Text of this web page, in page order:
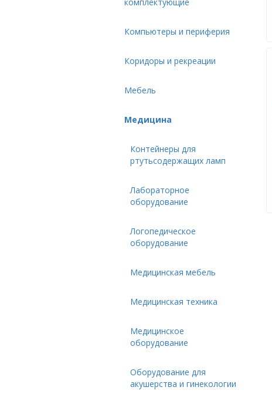
Компьютеры и периферия
Коридоры и рекреации
Мебель
Медицина
Контейнеры для
ртутьсодержащих ламп
Лабораторное
оборудование
Логопедическое
оборудование
Медицинская мебель
Медицинская техника
Медицинское
оборудование
Оборудование для
акушерства и гинекологии